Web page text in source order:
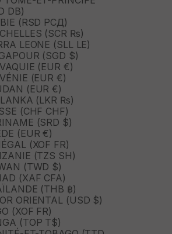
DB)
(RSD РСД)
(SCR ₨)
LEONE (SLL LE)
(SGD $)
(EUR €)
(EUR €)
(EUR €)
(LKR ₨)
(CHF CHF)
(SRD $)
(EUR €)
(XOF FR)
(TZS SH)
(TWD $)
(XAF CFA)
(THB ฿)
ORIENTAL (USD $)
(XOF FR)
(TOP T$)